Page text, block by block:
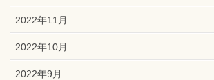
2022年11月
2022年10月
2022年9月